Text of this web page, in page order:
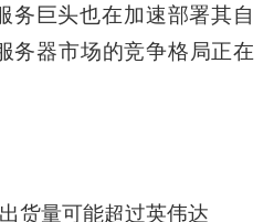
务巨头也在加速部署其自
务器市场的竞争格局正在
货量可能超过英伟达